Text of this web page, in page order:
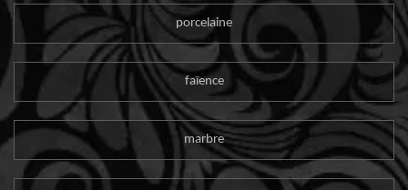
porcelaine
faïence
marbre